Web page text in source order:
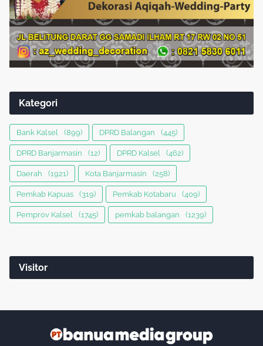
Kategori
Bank Kalsel (899) DPRD Balangan (445)
DPRD Banjarmasin (12) DPRD Kalsel (462)
Daerah (1921) Kota Banjarmasin (258)
Pemkab Kapuas (319) Pemkab Kotabaru (409)
Pemprov Kalsel (1745) pemkab balangan (1239)
Visitor